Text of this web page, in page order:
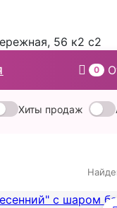
56 к2 с2
0
Хиты продаж